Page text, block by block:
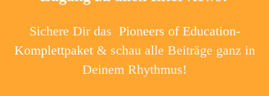
Sichere Dir das Pioneers of Education-
Komplettpaket& schau alle Beiträge ganz in
Deinem Rhythmus!